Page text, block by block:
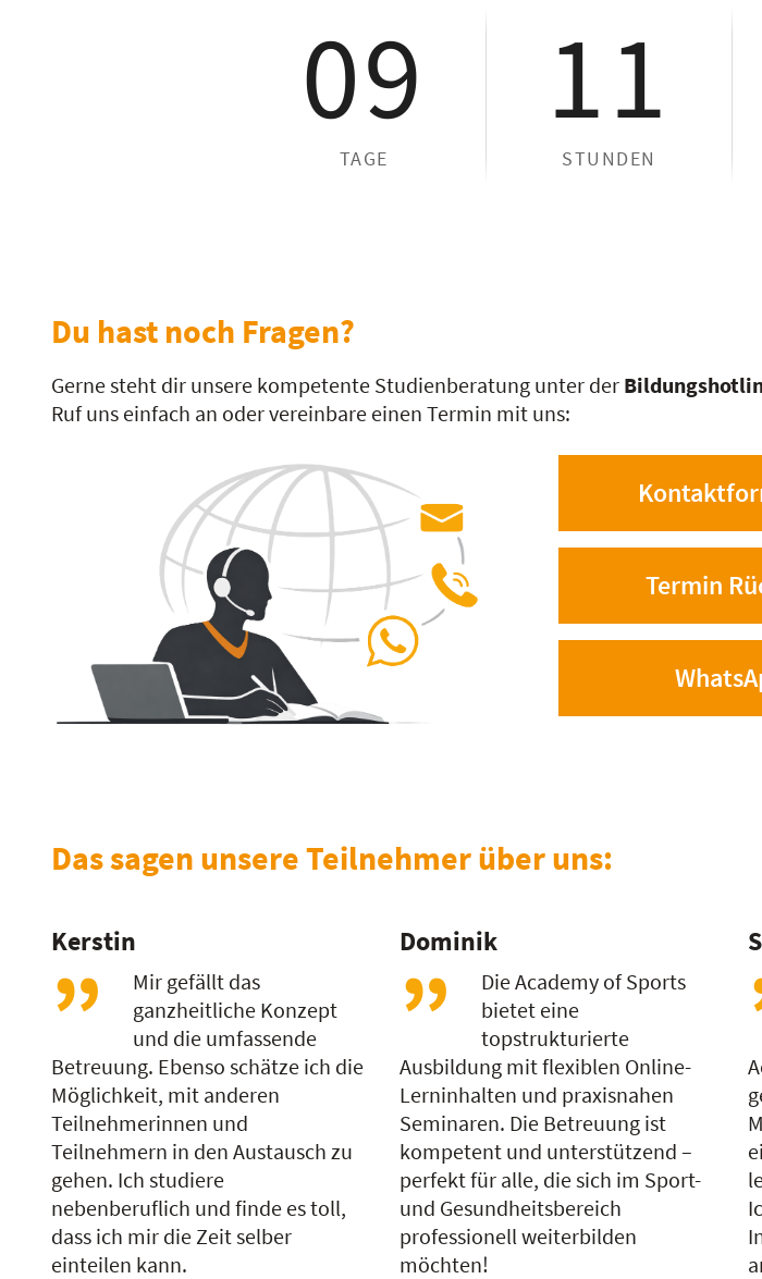
09
TAGE
11
STUNDEN
Du hast noch Fragen?
Gerne steht dir unsere kompetente Studienberatung unter der
Ruf uns einfach an oder vereinbare einen Termin mit uns:
Termin
Das sagen unsere Teilnehmer über uns:
Kerstin
Mir gefällt das
ganzheitliche Konzept
und die umfassende
Betreuung. Ebenso schätze ich die
Möglichkeit, mit anderen
Teilnehmerinnen und
Teilnehmern in den Austausch zu
gehen. Ich studiere
nebenberuflich und finde es toll,
dass ich mir die Zeit selber
einteilen kann.
Dominik
Die Academy of Sports
bietet eine
topstrukturierte
Ausbildung mit flexiblen Online-
Lerninhalten und praxisnahen
Seminaren. Die Betreuung ist
kompetent und unterstützend –
perfekt für alle, die sich im Sport-
und Gesundheitsbereich
professionell weiterbilden
möchten!